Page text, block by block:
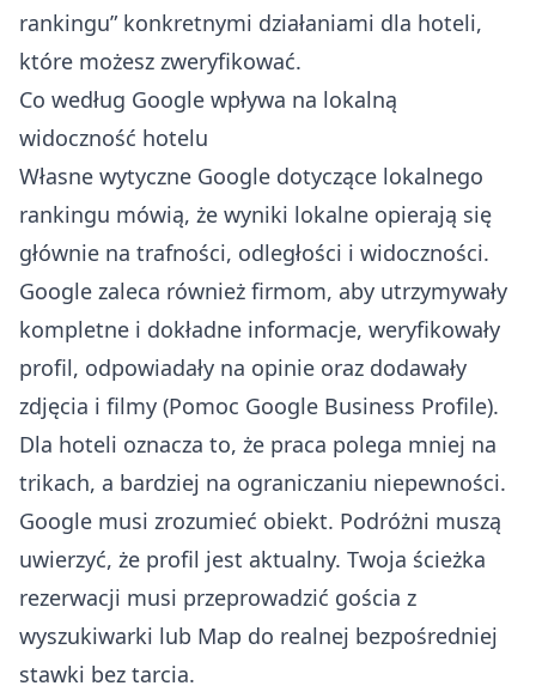
rankingu” konkretnymi działaniami dla hoteli,
które możesz zweryfikować.
Co według Google wpływa na lokalną
widoczność hotelu
Własne wytyczne Google dotyczące lokalnego
rankingu mówią, że wyniki lokalne opierają się
głównie na trafności, odległości i widoczności.
Google zaleca również firmom, aby utrzymywały
kompletne i dokładne informacje, weryfikowały
profil, odpowiadały na opinie oraz dodawały
zdjęcia i filmy (Pomoc Google Business Profile).
Dla hoteli oznacza to, że praca polega mniej na
trikach, a bardziej na ograniczaniu niepewności.
Google musi zrozumieć obiekt. Podróżni muszą
uwierzyć, że profil jest aktualny. Twoja ścieżka
rezerwacji musi przeprowadzić gościa z
wyszukiwarki lub Map do realnej bezpośredniej
stawki bez tarcia.